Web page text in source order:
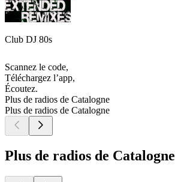
Club DJ 80s
Scannez le code,
Téléchargez l’app,
Écoutez.
Plus de radios de Catalogne
Plus de radios de Catalogne
Plus de radios de Catalogne